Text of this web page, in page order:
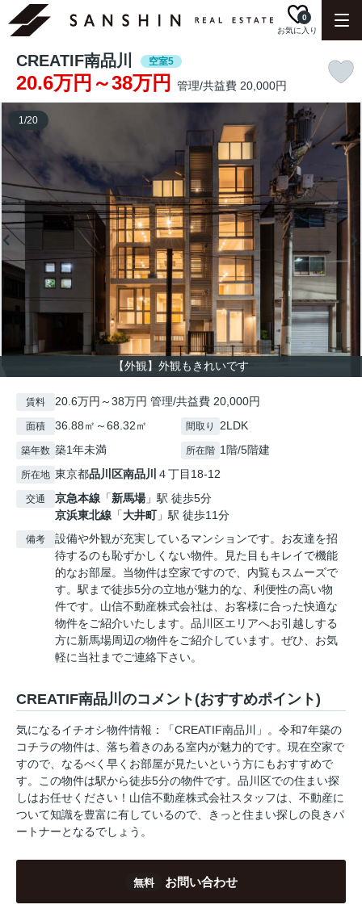
お気に入り
0
CREATIF南品川 空室5
20.6万円～38万円 管理/共益費 20,000円
【外観】外観もきれいです
1/20
賃料 20.6万円～38万円 管理/共益費 20,000円
面積 36.88㎡～68.32㎡ 間取り 2LDK
築年数 築1年未満 所在階 1階/5階建
所在地 東京都品川区南品川 ４丁目18-12
交通 京急本線 「新馬場」駅 徒歩5分
京浜東北線 「大井町」駅 徒歩11分
備考
設備や外観が充実しているマンションです。お友達を招
待するのも恥ずかしくない物件。見た目もキレイで機能
的なお部屋。当物件は空家ですので、内覧もスムーズで
す。駅まで徒歩5分の立地が魅力的な、利便性の高い物
件です。山信不動産株式会社は、お客様に合った快適な
物件をご紹介いたします。品川区エリアへお引越しする
方に新馬場周辺の物件をご紹介しています。ぜひ、お気
軽に当社までご連絡下さい。
CREATIF南品川のコメント(おすすめポイント)
気になるイチオシ物件情報：「CREATIF南品川」。令和7年築の
コチラの物件は、落ち着きのある室内が魅力的です。現在空家で
すので、なるべく早くお部屋が見たいという方にもおすすめで
す。この物件は駅から徒歩5分の物件です。品川区での住まい探
しはお任せください！山信不動産株式会社スタッフは、不動産に
ついて知識を豊富に有しているので、きっと住まい探しの良きパ
ートナーとなるでしょう。
無料 お問い合わせ